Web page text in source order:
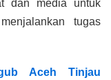
dan media untuk
tugas
Aceh Tinjau